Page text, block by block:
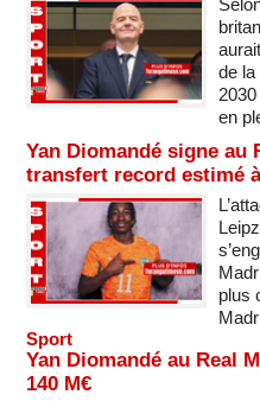
de la
en
Yan Diomandé signe au
transfert record estimé
plus
Sport
Yan Diomandé au Real
140 M€